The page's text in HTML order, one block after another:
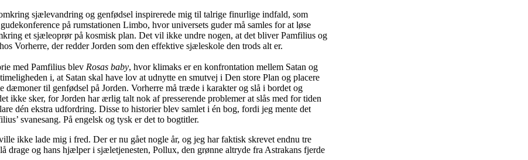
sjælevandring og genfødsel inspirerede mig til talrige finurlige indfald, som
på rumstationen Limbo, hvor universets guder må samles for at løse
et sjæleoprør på kosmisk plan. Det vil ikke undre nogen, at det bliver Pamfilius og
Vorherre, der redder Jorden som den effektive sjæleskole den trods alt er.
med Pamfilius blev Rosas baby, hvor klimaks er en konfrontation mellem Satan og
i, at Satan skal have lov at udnytte en smutvej i Den store Plan og placere
dæmoner til genfødsel på Jorden. Vorherre må træde i karakter og slå i bordet og
ikke sker, for Jorden har ærlig talt nok af presserende problemer at slås med for tiden
dén ekstra udfordring. Disse to historier blev samlet i én bog, fordi jeg mente det
svanesang. På engelsk og tysk er det to bogtitler.
ikke lade mig i fred. Der er nu gået nogle år, og jeg har faktisk skrevet endnu tre
drage og hans hjælper i sjæletjenesten, Pollux, den grønne altryde fra Astrakans fjerde